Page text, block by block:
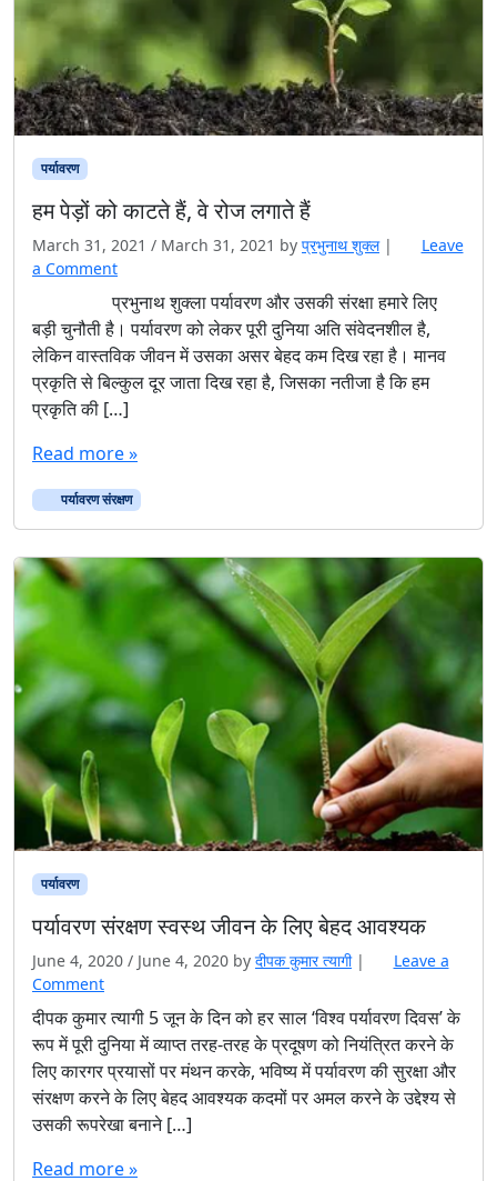
पर्यावरण
हम पेड़ों को काटते हैं, वे रोज लगाते हैं
March 31, 2021 / March 31, 2021 by प्रभुनाथ शुक्ल |
Leave
a Comment
प्रभुनाथ शुक्ला पर्यावरण और उसकी संरक्षा हमारे लिए
बड़ी चुनौती है। पर्यावरण को लेकर पूरी दुनिया अति संवेदनशील है,
लेकिन वास्तविक जीवन में उसका असर बेहद कम दिख रहा है। मानव
प्रकृति से बिल्कुल दूर जाता दिख रहा है, जिसका नतीजा है कि हम
प्रकृति की […]
Read more »
पर्यावरण संरक्षण
पर्यावरण
पर्यावरण संरक्षण स्वस्थ जीवन के लिए बेहद आवश्यक
June 4, 2020 / June 4, 2020 by दीपक कुमार त्यागी |
Leave a
Comment
दीपक कुमार त्यागी 5 जून के दिन को हर साल ‘विश्व पर्यावरण दिवस’ के
रूप में पूरी दुनिया में व्याप्त तरह-तरह के प्रदूषण को नियंत्रित करने के
लिए कारगर प्रयासों पर मंथन करके, भविष्य में पर्यावरण की सुरक्षा और
संरक्षण करने के लिए बेहद आवश्यक कदमों पर अमल करने के उद्देश्य से
उसकी रूपरेखा बनाने […]
Read more »